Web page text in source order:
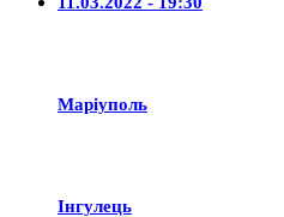
Маріуполь
Iнгулець